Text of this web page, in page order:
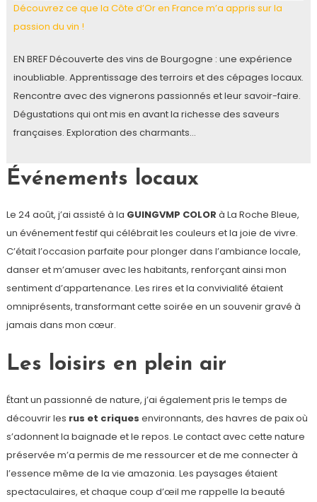
Découvrez ce que la Côte d’Or en France m’a appris sur la
passion du vin !
EN BREF Découverte des vins de Bourgogne : une expérience
inoubliable. Apprentissage des terroirs et des cépages locaux.
Rencontre avec des vignerons passionnés et leur savoir-faire.
Dégustations qui ont mis en avant la richesse des saveurs
françaises. Exploration des charmants…
Événements locaux
Le 24 août, j’ai assisté à la GUINGVMP COLOR à La Roche Bleue,
un événement festif qui célébrait les couleurs et la joie de vivre.
C’était l’occasion parfaite pour plonger dans l’ambiance locale,
danser et m’amuser avec les habitants, renforçant ainsi mon
sentiment d’appartenance. Les rires et la convivialité étaient
omniprésents, transformant cette soirée en un souvenir gravé à
jamais dans mon cœur.
Les loisirs en plein air
Étant un passionné de nature, j’ai également pris le temps de
découvrir les rus et criques environnants, des havres de paix où
s’adonnent la baignade et le repos. Le contact avec cette nature
préservée m’a permis de me ressourcer et de me connecter à
l’essence même de la vie amazonia. Les paysages étaient
spectaculaires, et chaque coup d’œil me rappelle la beauté